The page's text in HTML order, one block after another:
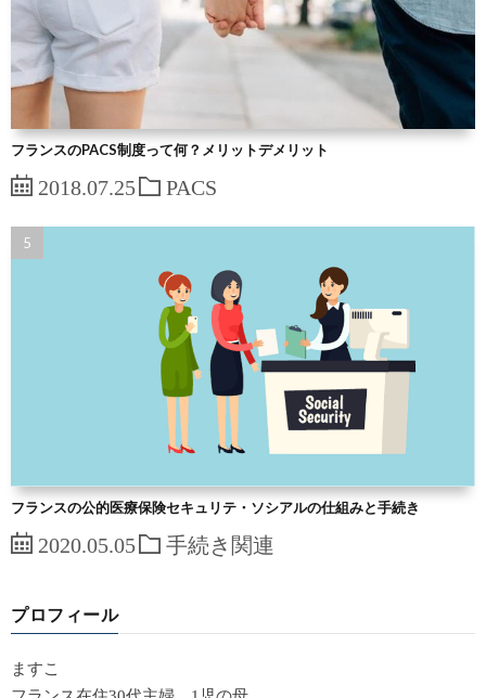
フランスのPACS制度って何？メリットデメリット
2018.07.25 PACS
フランスの公的医療保険セキュリテ・ソシアルの仕組みと手続き
2020.05.05 手続き関連
プロフィール
ますこ